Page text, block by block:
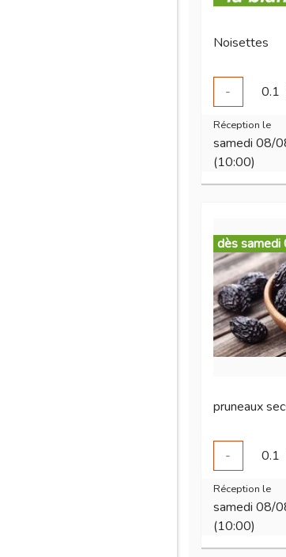
Noisettes
-
0.1
Réception le
samedi 08/
(10:00)
dès
pruneaux
-
0.1
Réception le
samedi 08/
(10:00)